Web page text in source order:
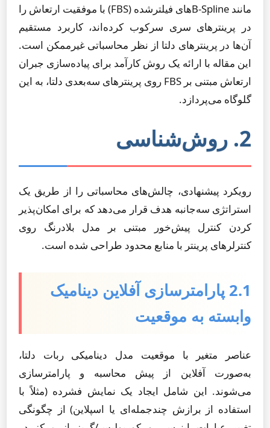
مانند B-Splineهای فیلترشده (FBS) با موفقیت ارتعاش را
در پرینترهای سری سرکوب کرده‌اند، کاربرد مستقیم
آن‌ها در پرینترهای دلتا از نظر محاسباتی غیرممکن است.
این مقاله با ارائه یک روش کارآمد برای پیاده‌سازی جبران
ارتعاش مبتنی بر FBS روی پرینترهای سه‌بعدی دلتا، به این
گلوگاه می‌پردازد.
2. روش‌شناسی
رویکرد پیشنهادی، چالش‌های محاسباتی را از طریق یک
استراتژی سه‌جانبه هدف قرار می‌دهد که برای امکان‌پذیر
کردن کنترل پیش‌خور مبتنی بر مدل بلادرنگ روی
کنترلرهای پرینتر با منابع محدود طراحی شده است.
2.1 پارامترسازی آفلاین دینامیک
وابسته به موقعیت
عناصر متغیر با موقعیت مدل دینامیکی ربات دلتا،
به‌صورت آفلاین از پیش محاسبه و پارامترسازی
می‌شوند. این شامل ایجاد یک نمایش فشرده (مثلاً با
استفاده از برازش چندجمله‌ای یا اسپلاین) از چگونگی